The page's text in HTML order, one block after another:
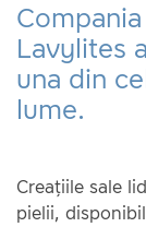
Lavylites
una din
lume.
Creațiile sale
pielii,